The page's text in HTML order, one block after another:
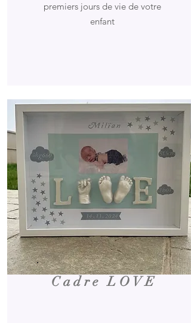
premiers jours de vie de votre
enfant
Cadre LOVE